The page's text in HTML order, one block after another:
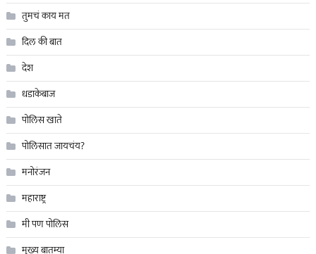
तुमचं काय मत
दिल की बात
देश
धडाकेबाज
पोलिस खाते
पोलिसात जायचंय?
मनोरंजन
महाराष्ट्र
मी पण पोलिस
मुख्य बातम्या